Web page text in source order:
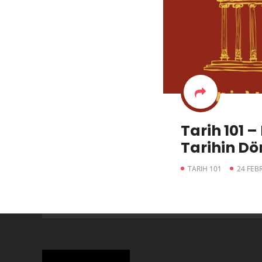
Tarih 101
Tarihin
İkinci
TARIH 101 24